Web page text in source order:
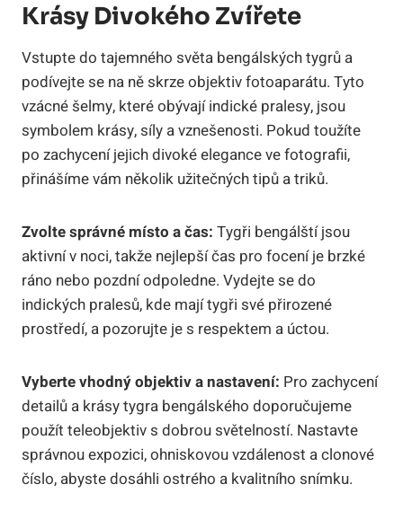
Krásy Divokého Zvířete
Vstupte do tajemného světa bengálských tygrů a
podívejte se na ně skrze objektiv fotoaparátu. Tyto
vzácné šelmy, které obývají indické pralesy, jsou
symbolem krásy, síly a vznešenosti. Pokud toužíte
po zachycení jejich divoké elegance ve fotografii,
přinášíme vám několik užitečných tipů a triků.
Zvolte správné místo a čas: Tygři bengálští jsou
aktivní v noci, takže nejlepší čas pro focení je brzké
ráno nebo pozdní odpoledne. Vydejte se do
indických pralesů, kde mají tygři své přirozené
prostředí, a pozorujte je s respektem a úctou.
Vyberte vhodný objektiv a nastavení: Pro zachycení
detailů a krásy tygra bengálského doporučujeme
použít teleobjektiv s dobrou světelností. Nastavte
správnou expozici, ohniskovou vzdálenost a clonové
číslo, abyste dosáhli ostrého a kvalitního snímku.